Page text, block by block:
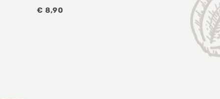
€ 8,90